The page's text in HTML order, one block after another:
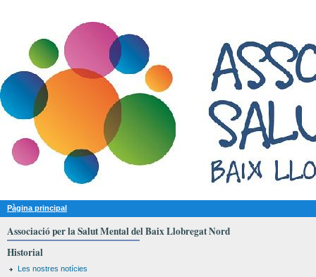
Pàgina principal
Associació per la Salut Mental del Baix Llobregat Nord
Historial
Les nostres notícies